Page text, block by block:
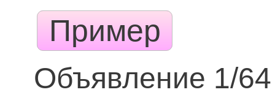
Пример
Объявление 1/64